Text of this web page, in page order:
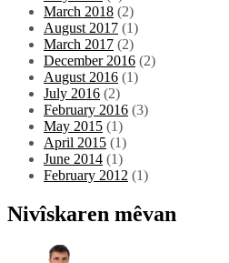
March 2018 (2)
August 2017 (1)
March 2017 (2)
December 2016 (2)
August 2016 (1)
July 2016 (2)
February 2016 (3)
May 2015 (1)
April 2015 (1)
June 2014 (1)
February 2012 (1)
Nivîskaren mêvan